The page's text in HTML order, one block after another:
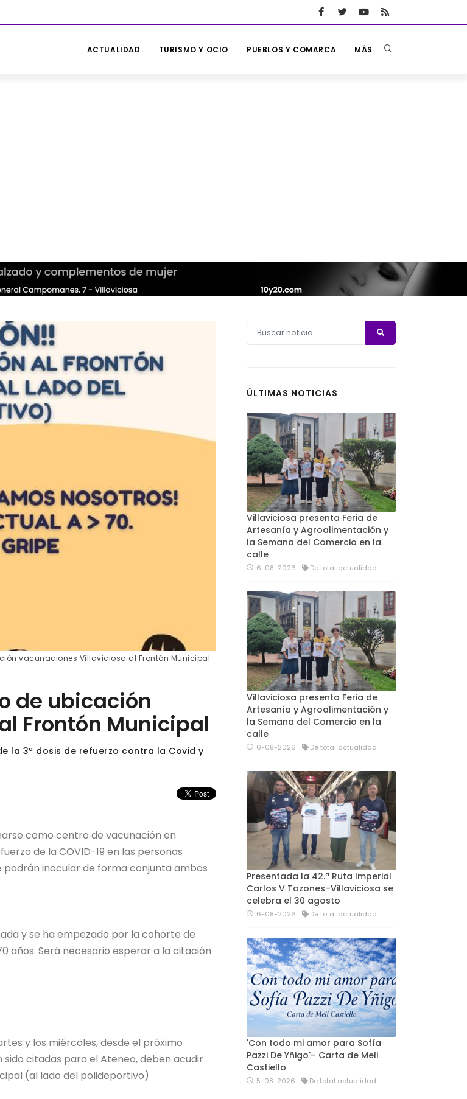
ACTUALIDAD TURISMO Y OCIO PUEBLOS Y COMARCA MÁS
vacunaciones Villaviciosa al Frontón Municipal
de ubicación
Frontón Municipal
la 3ª dosis de refuerzo contra la Covid y
como centro de vacunación en
de la COVID-19 en las personas
podrán inocular de forma conjunta ambos
y se ha empezado por la cohorte de
años. Será necesario esperar a la citación
y los miércoles, desde el próximo
citadas para el Ateneo, deben acudir
(al lado del polideportivo)
ÚLTIMAS NOTICIAS
Villaviciosa presenta Feria de
Artesanía y Agroalimentación y
la Semana del Comercio en la
calle
6-08-2026 De total actualidad
Villaviciosa presenta Feria de
Artesanía y Agroalimentación y
la Semana del Comercio en la
calle
6-08-2026 De total actualidad
Presentada la 42.ª Ruta Imperial
Carlos V Tazones–Villaviciosa se
celebra el 30 agosto
6-08-2026 De total actualidad
'Con todo mi amor para Sofía
Pazzi De Yñigo'– Carta de Meli
Castiello
5-08-2026 De total actualidad